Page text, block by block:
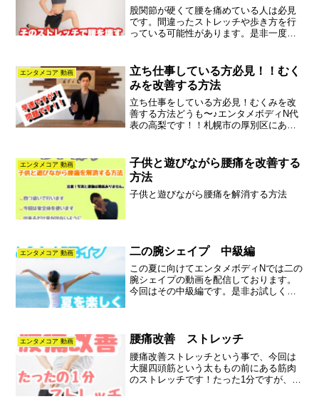
股関節が硬くて腰を痛めている人は必見
です。間違ったストレッチや歩き方を行
っている可能性があります。是非一度ご
エンタメコア 動画
立ち仕事している方必見！！むく
みを改善する方法
立ち仕事をしている方必見！むくみを改
善する方法どうも〜♪エンタメボディN代
表の高梨です！！札幌市の厚別区にあり
ラティスについて知りたい方はこちらか
らどうぞ♪はい！！と...
エンタメコア 動画
子供と遊びながら腰痛を改善する
方法
子供と遊びながら腰痛を解消する方法
エンタメコア 動画 二の腕シェイプ 中級編
この夏に向けてエンタメボディNでは二の
腕シェイプの動画を配信しております。
今回はその中級編です。是非お試しくだ
エンタメコア 動画 腰痛改善 ストレッチ
腰痛改善ストレッチという事で、今回は
大腿四頭筋という太ももの前にある筋肉
のストレッチです！たった1分ですが、地